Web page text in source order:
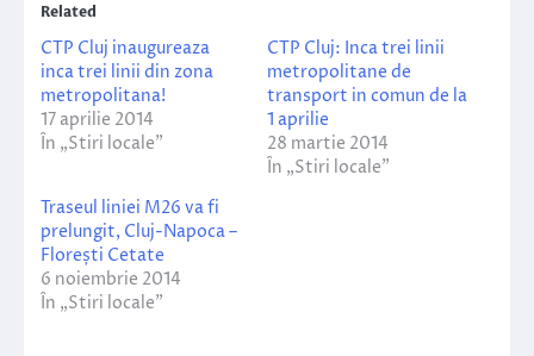
Related
CTP Cluj inaugureaza
inca trei linii din zona
metropolitana!
17 aprilie 2014
În „Stiri locale”
CTP Cluj: Inca trei linii
metropolitane de
transport in comun de la
1 aprilie
28 martie 2014
În „Stiri locale”
Traseul liniei M26 va fi
prelungit, Cluj-Napoca –
Florești Cetate
6 noiembrie 2014
În „Stiri locale”